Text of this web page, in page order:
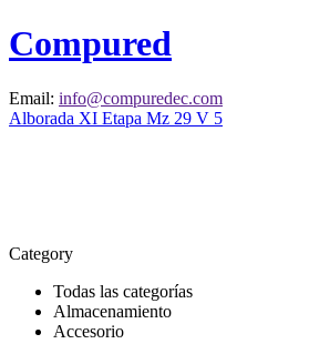
Compured
Email: info@compuredec.com
Alborada XI Etapa Mz 29 V 5
Category
Todas las categorías
Almacenamiento
Accesorio